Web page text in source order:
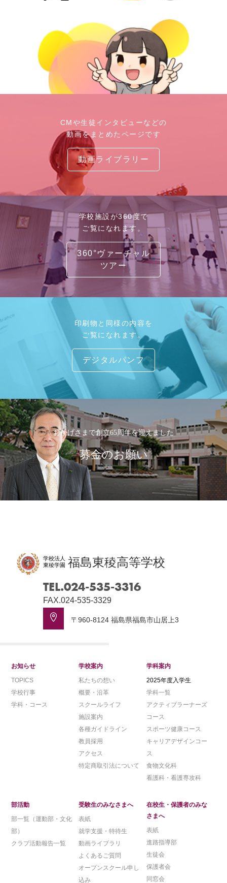
CMや生徒インタビューなどの
動画をまとめたページです
動画ライブラリー
学校施設が360度で
ご覧になれます。
360°ヴァーチャル
ツアー
印刷物と同様の内容を
ご覧になれます。
デジタルパンフ
おかげさまで創立65周年を迎えました
募金のお願い
学校法人
東稜学園
福島東稜高等学校
TEL.024-535-3316
FAX.024-535-3329
〒960-8124 福島県福島市山居上3
お知らせ
TOPICS
学校行事
学科・コース
学校案内
私たちの想い
概要・沿革
スクールライフ
施設案内
各種ガイドライン
教員採用
アクセス
特定商取引法について
学科案内
2025年度入学生
学科一覧
アクティブラーナーズ
コース
スポーツ健康コース
キャリアデザインコー
ス
食物文化科
看護科・看護専攻科
部活動
部一覧（運動部・文化
部）
クラブ活動報告一覧
受験生のみなさまへ
表紙
就学支援・特待生
動画ライブラリ
よくあるご質問
オープンスクール申し
込み
在校生・保護者のみな
さまへ
表紙
進路指導部
生徒会
保護者会
同窓会